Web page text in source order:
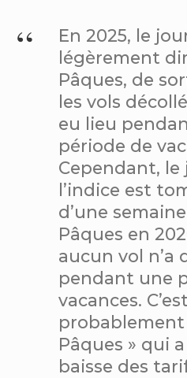
En 2025, le
légèrement
Pâques, de
les vols
eu lieu
période de
Cependant, le
l’indice est
d’une
Pâques en
aucun vol n’a
pendant une
vacances. C’est
Pâques » qui
baisse des